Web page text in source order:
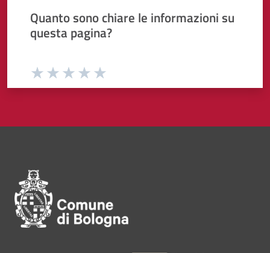
Quanto sono chiare le informazioni su
questa pagina?
Valuta da 1 a 5 stelle la paginaValuta 4 stelle su 5
Valuta 3 stelle su 5
Valuta 2 stelle su 5
Valuta 1 stelle su 5